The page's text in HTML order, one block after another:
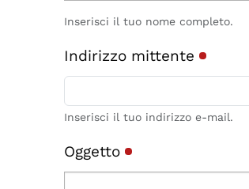
Inserisci il tuo nome completo.
Indirizzo mittente
Inserisci il tuo indirizzo e-mail.
Oggetto